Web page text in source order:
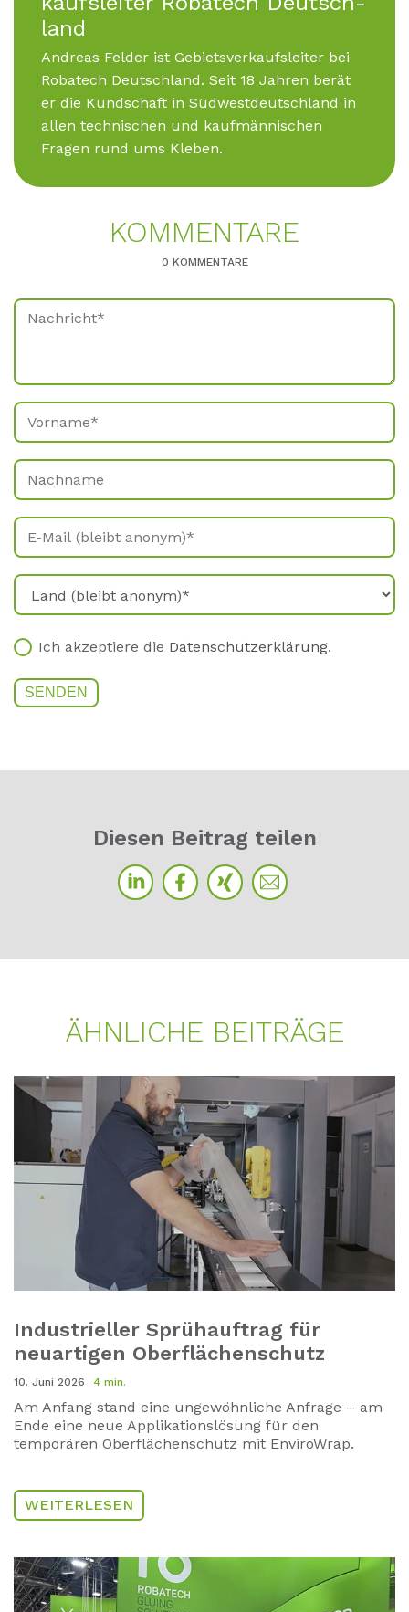
land
Andreas Felder ist Gebietsverkaufsleiter bei
Robatech Deutschland. Seit 18 Jahren berät
er die Kundschaft in Südwestdeutschland in
allen technischen und kaufmännischen
Fragen rund ums Kleben.
KOM­MEN­TA­RE
0 KOMMENTARE
Ich akzeptiere die Datenschutzerklärung.
Die­sen Bei­trag tei­len
ÄHN­LI­CHE BEI­TRÄ­GE
Industrieller Sprühauftrag für
neuartigen Oberflächenschutz
10. Juni 2026 4 min.
Am Anfang stand eine ungewöhnliche Anfrage – am
Ende eine neue Applikationslösung für den
temporären Oberflächenschutz mit EnviroWrap.
WEITERLESEN